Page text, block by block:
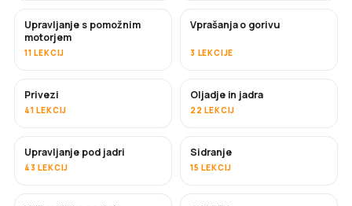
Upravljanje s pomožnim
motorjem
11 LEKCIJ
Vprašanja o gorivu
3 LEKCIJE
Privezi
41 LEKCIJ
Oljadje in jadra
22 LEKCIJ
Upravljanje pod jadri
43 LEKCIJ
Sidranje
15 LEKCIJ